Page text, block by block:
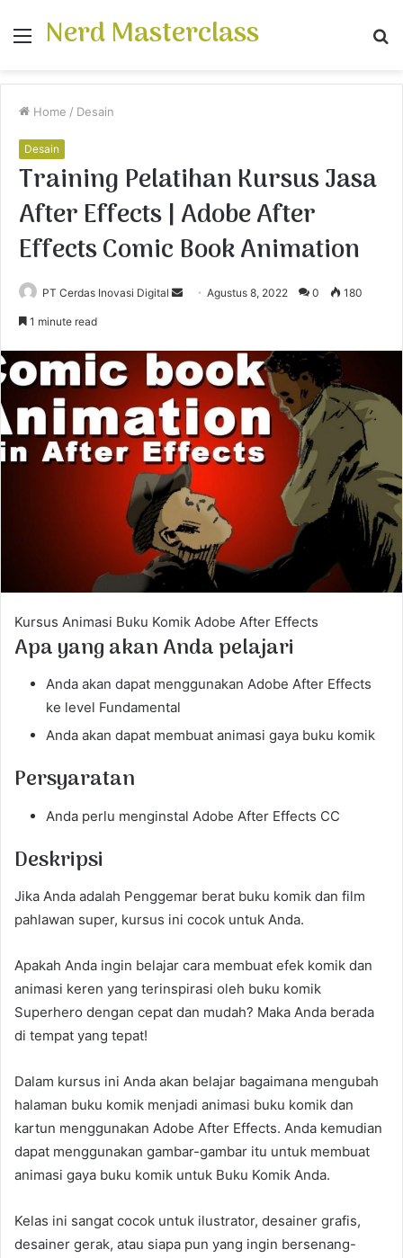
Menu
Nerd Masterclass
Home / Desain
Desain
Training Pelatihan Kursus Jasa
After Effects | Adobe After
Effects Comic Book Animation
PT Cerdas Inovasi Digital
d
a
n
m
a
i
l
Agustus 8, 2022 0 180
1 minute read
Kursus Animasi Buku Komik Adobe After Effects
Apa yang akan Anda pelajari
Anda akan dapat menggunakan Adobe After Effects
ke level Fundamental
Anda akan dapat membuat animasi gaya buku komik
Persyaratan
Anda perlu menginstal Adobe After Effects CC
Deskripsi
Jika Anda adalah Penggemar berat buku komik dan film
pahlawan super, kursus ini cocok untuk Anda.
Apakah Anda ingin belajar cara membuat efek komik dan
animasi keren yang terinspirasi oleh buku komik
Superhero dengan cepat dan mudah? Maka Anda berada
di tempat yang tepat!
Dalam kursus ini Anda akan belajar bagaimana mengubah
halaman buku komik menjadi animasi buku komik dan
kartun menggunakan Adobe After Effects. Anda kemudian
dapat menggunakan gambar-gambar itu untuk membuat
animasi gaya buku komik untuk Buku Komik Anda.
Kelas ini sangat cocok untuk ilustrator, desainer grafis,
desainer gerak, atau siapa pun yang ingin bersenang-